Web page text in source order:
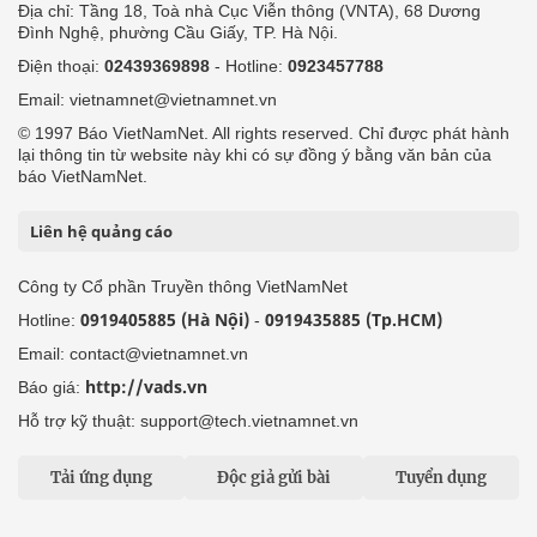
Địa chỉ: Tầng 18, Toà nhà Cục Viễn thông (VNTA), 68 Dương
Đình Nghệ, phường Cầu Giấy, TP. Hà Nội.
Điện thoại: 02439369898 - Hotline: 0923457788
Email: vietnamnet@vietnamnet.vn
© 1997 Báo VietNamNet. All rights reserved. Chỉ được phát hành
lại thông tin từ website này khi có sự đồng ý bằng văn bản của
báo VietNamNet.
Liên hệ quảng cáo
Công ty Cổ phần Truyền thông VietNamNet
Hotline: 0919405885 (Hà Nội) - 0919435885 (Tp.HCM)
Email: contact@vietnamnet.vn
Báo giá: http://vads.vn
Hỗ trợ kỹ thuật: support@tech.vietnamnet.vn
Tải ứng dụng Độc giả gửi bài Tuyển dụng